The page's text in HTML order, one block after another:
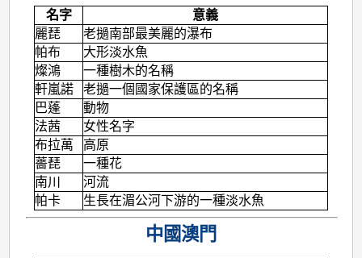
名字
意義
麗琵
老撾南部最美麗的瀑布
帕布
大形淡水魚
燦鴻
一種樹木的名稱
軒嵐諾
老撾一個國家保護區的名稱
巴蓬
動物
法茜
女性名字
布拉萬
高原
薔琵
一種花
南川
河流
帕卡
生長在湄公河下游的一種淡水魚
中國澳門